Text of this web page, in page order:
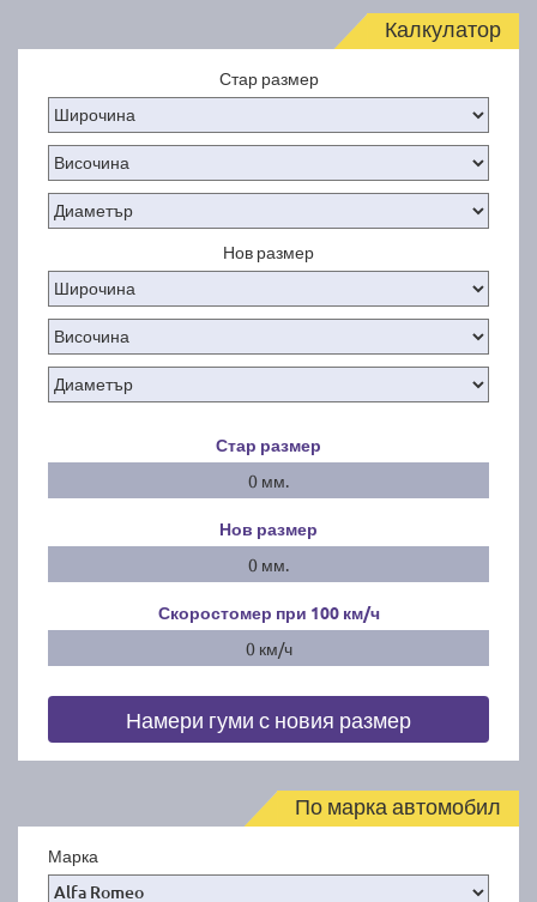
Калкулатор
Стар размер
Нов размер
Стар размер
0 мм.
Нов размер
0 мм.
Скоростомер при 100 км/ч
0 км/ч
Намери гуми с новия размер
По марка автомобил
Марка